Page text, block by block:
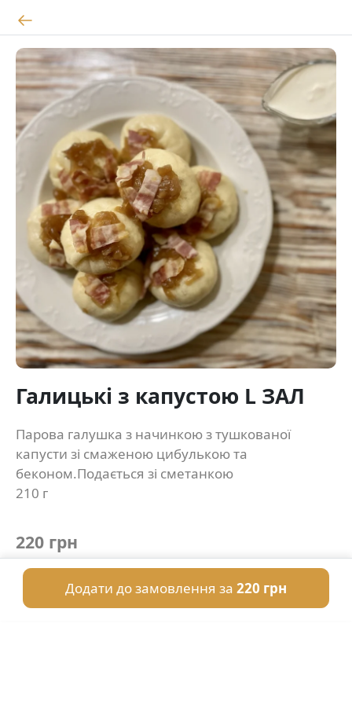
Галицькі з капустою L ЗАЛ
Парова галушка з начинкою з тушкованої
капусти зі смаженою цибулькою та
беконом.Подається зі сметанкою
210 г
220 грн
Додати до замовлення за 220 грн